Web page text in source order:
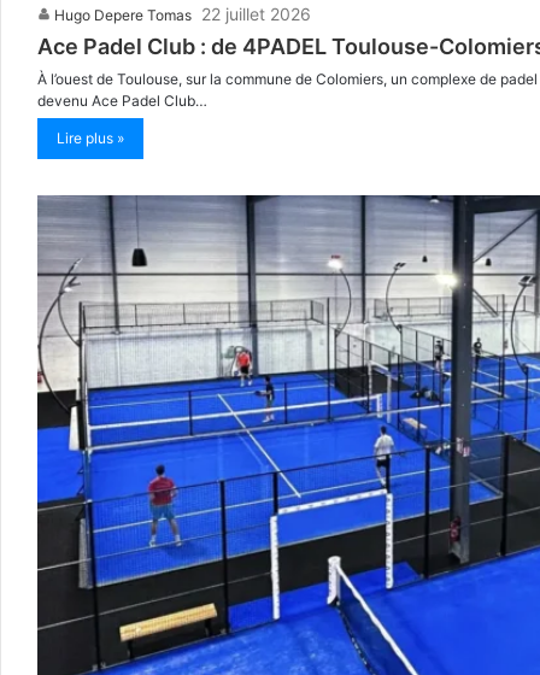
Hugo Depere Tomas 22 juillet 2026
Ace Padel Club : de 4PADEL Toulouse-
À l’ouest de Toulouse, sur la commune de Colomiers, un complexe de
devenu Ace Padel Club…
Lire plus »